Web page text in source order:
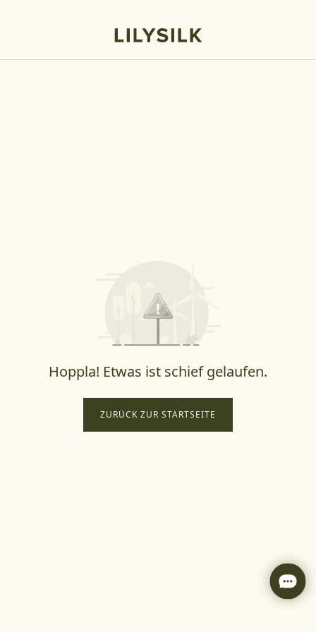
Hoppla! Etwas ist schief gelaufen.
ZURÜCK ZUR STARTSEITE